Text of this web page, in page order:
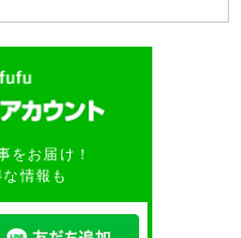
をお届け！
情報も